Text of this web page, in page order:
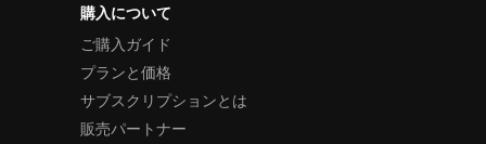
購入について
ご購入ガイド
プランと価格
サブスクリプションとは
販売パートナー